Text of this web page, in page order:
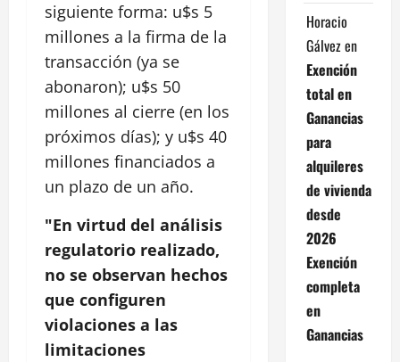
siguiente forma: u$s 5
millones a la firma de la
transacción (ya se
abonaron); u$s 50
millones al cierre (en los
próximos días); y u$s 40
millones financiados a
un plazo de un año.
"En virtud del análisis
regulatorio realizado,
no se observan hechos
que configuren
violaciones a las
limitaciones
Horacio
Gálvezen
Exención
total en
Ganancias
para
alquileres
de vivienda
desde
2026
Exención
completa
en
Ganancias